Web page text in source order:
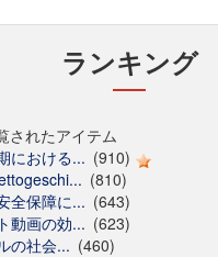
ランキング
されたアイテム
における... (910)
(810)
全保障に... (643)
動画の効... (623)
の社会... (460)